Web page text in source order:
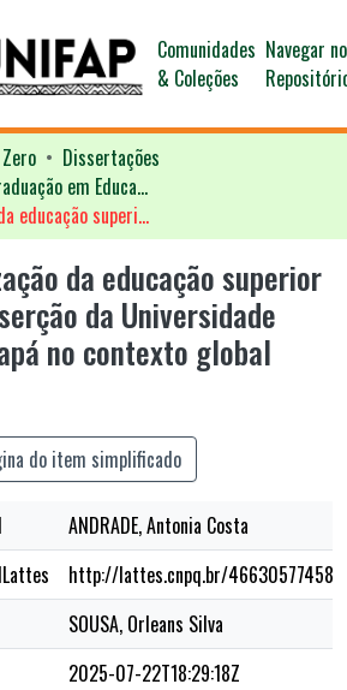
Comunidades
& Coleções
Navegar no
Dissertações
Programa de Pós-Graduação em Educação - PPGED
Internacionalização da educação superior brasileira: a inserção da Universidade Federal do Amapá no contexto global (2013 – 2020)
da educação superior
da Universidade
no contexto global
do item simplificado
ANDRADE, Antonia Costa
http://lattes.cnpq.br/
SOUSA, Orleans Silva
2025-07-22T18:29:18Z